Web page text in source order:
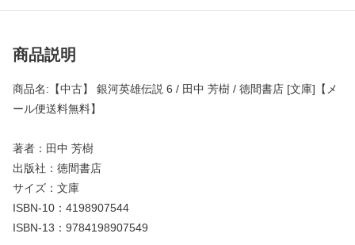
商品説明
商品名:【中古】 銀河英雄伝説 6 / 田中 芳樹 / 徳間書店 [文庫]【メ
ール便送料無料】
著者：田中 芳樹
出版社：徳間書店
サイズ：文庫
ISBN-10：4198907544
ISBN-13：9784198907549